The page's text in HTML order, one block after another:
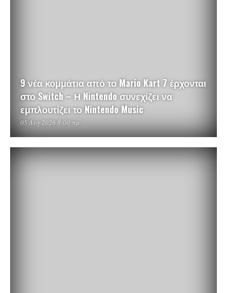
9 νέα κομμάτια από το Mario Kart 7 έρχονται
στο Switch – Η Nintendo συνεχίζει να
εμπλουτίζει το Nintendo Music
05 Αυγ 2026 8:00 πμ